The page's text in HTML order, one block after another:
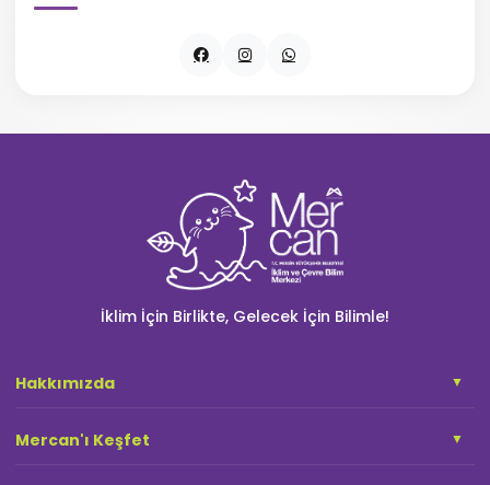
İklim İçin Birlikte, Gelecek İçin Bilimle!
Hakkımızda
Mercan'ı Keşfet